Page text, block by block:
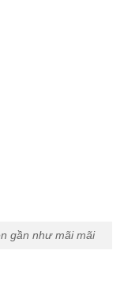
gần như mãi mãi